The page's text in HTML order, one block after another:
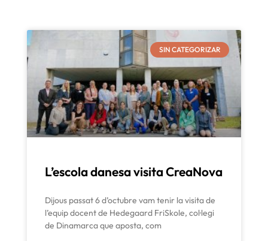
SIN CATEGORIZAR
L’escola danesa visita CreaNova
Dijous passat 6 d’octubre vam tenir la visita de
l’equip docent de Hedegaard FriSkole, col·legi
de Dinamarca que aposta, com